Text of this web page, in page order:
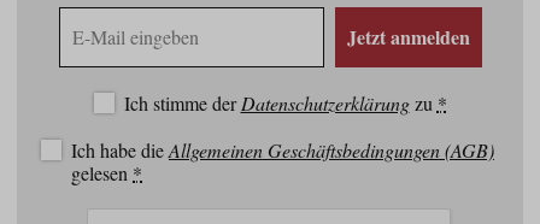
Mail
Jetzt anmelden
Ich stimme derDatenschutzerklärungzu *
Ich habe dieAllgemeinen Geschäftsbedingungen (AGB)
gelesen *